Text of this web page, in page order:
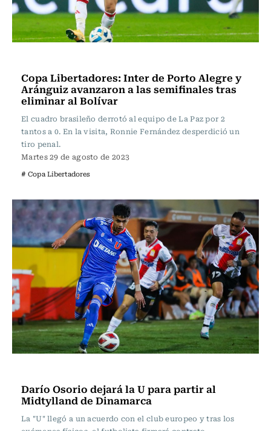
Copa Libertadores: Inter de Porto Alegre y
Aránguiz avanzaron a las semifinales tras
eliminar al Bolívar
El cuadro brasileño derrotó al equipo de La Paz por 2
tantos a 0. En la visita, Ronnie Fernández desperdició un
tiro penal.
Martes 29 de agosto de 2023
# Copa Libertadores
Darío Osorio dejará la U para partir al
Midtylland de Dinamarca
La "U" llegó a un acuerdo con el club europeo y tras los